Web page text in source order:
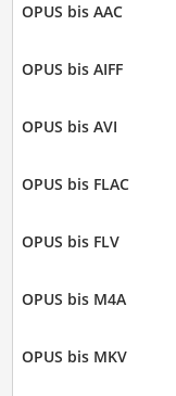
OPUS bis AAC
OPUS bis AIFF
OPUS bis AVI
OPUS bis FLAC
OPUS bis FLV
OPUS bis M4A
OPUS bis MKV